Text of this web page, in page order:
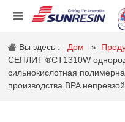
Вы здесь : Дом »
СЕПЛИТ ®CT1310W
сильнокислотная
производства BPA